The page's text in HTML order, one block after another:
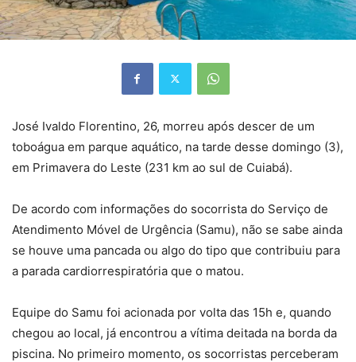
José Ivaldo Florentino, 26, morreu após descer de um
toboágua em parque aquático, na tarde desse domingo (3),
em Primavera do Leste (231 km ao sul de Cuiabá).
De acordo com informações do socorrista do Serviço de
Atendimento Móvel de Urgência (Samu), não se sabe ainda
se houve uma pancada ou algo do tipo que contribuiu para
a parada cardiorrespiratória que o matou.
Equipe do Samu foi acionada por volta das 15h e, quando
chegou ao local, já encontrou a vítima deitada na borda da
piscina. No primeiro momento, os socorristas perceberam